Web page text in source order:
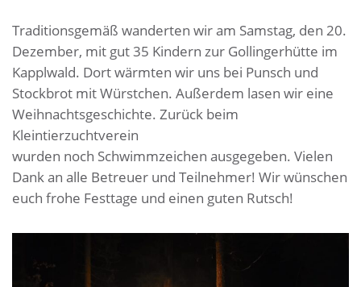
Traditionsgemäß wanderten wir am Samstag, den 20.
Dezember, mit gut 35 Kindern zur Gollingerhütte im
Kapplwald. Dort wärmten wir uns bei Punsch und
Stockbrot mit Würstchen. Außerdem lasen wir eine
Weihnachtsgeschichte. Zurück beim
Kleintierzuchtverein
wurden noch Schwimmzeichen ausgegeben. Vielen
Dank an alle Betreuer und Teilnehmer! Wir wünschen
euch frohe Festtage und einen guten Rutsch!